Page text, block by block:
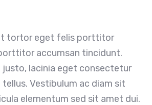
tortor eget felis porttitor
accumsan tincidunt.
justo, lacinia eget consectetur
Vestibulum ac diam sit
elementum sed sit amet dui.